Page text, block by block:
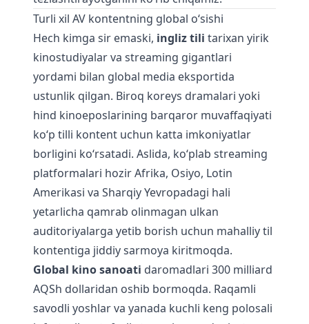
Turli xil AV kontentning global o‘sishi
Hech kimga sir emaski, ingliz tili tarixan yirik
kinostudiyalar va streaming gigantlari
yordami bilan global media eksportida
ustunlik qilgan. Biroq koreys dramalari yoki
hind kinoeposlarining barqaror muvaffaqiyati
ko‘p tilli kontent uchun katta imkoniyatlar
borligini ko‘rsatadi. Aslida, ko‘plab streaming
platformalari hozir Afrika, Osiyo, Lotin
Amerikasi va Sharqiy Yevropadagi hali
yetarlicha qamrab olinmagan ulkan
auditoriyalarga yetib borish uchun mahalliy til
kontentiga jiddiy sarmoya kiritmoqda.
Global kino sanoati daromadlari 300 milliard
AQSh dollaridan oshib bormoqda. Raqamli
savodli yoshlar va yanada kuchli keng polosali